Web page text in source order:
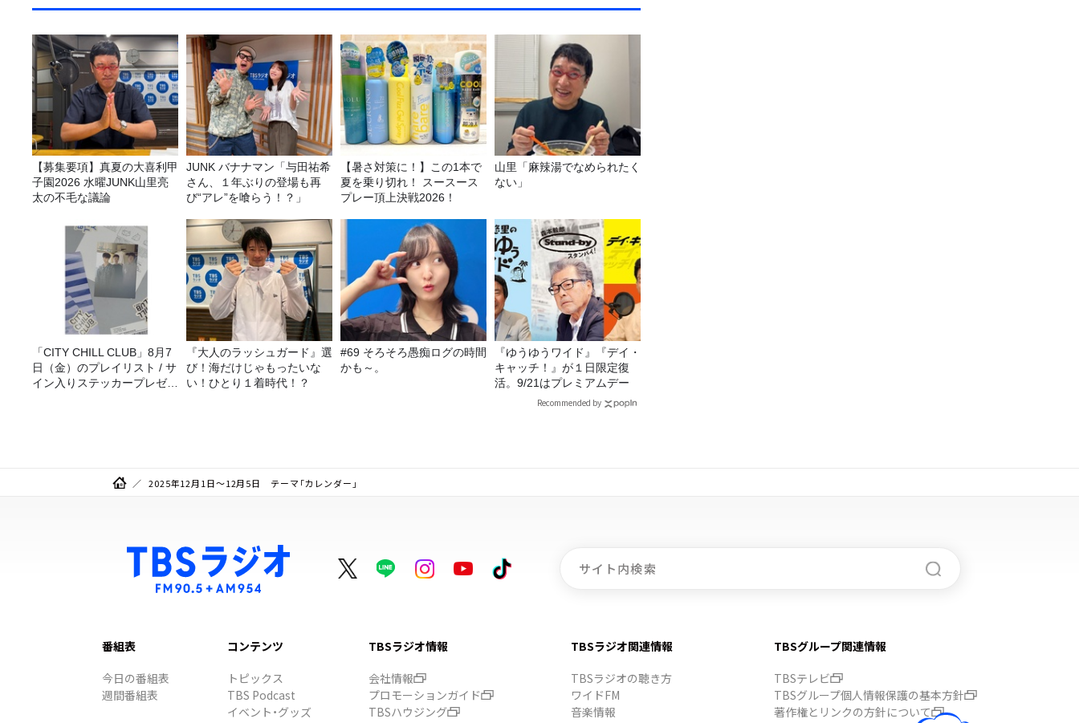
【募集要項】真夏の大喜利甲
子園2026 水曜JUNK山里亮
太の不毛な議論
JUNK バナナマン「与田祐希
さん、１年ぶりの登場も再
び“アレ”を喰らう！？」
【暑さ対策に！】この1本で
夏を乗り切れ！ スースース
プレー頂上決戦2026！
山里「麻辣湯でなめられたく
ない」
「CITY CHILL CLUB」8月7
日（金）のプレイリスト / サ
イン入りステッカープレゼン
『大人のラッシュガード』選
び！海だけじゃもったいな
い！ひとり１着時代！？
#69 そろそろ愚痴ログの時間
かも～。
『ゆうゆうワイド』『デイ・
キャッチ！』が１日限定復
活。9/21はプレミアムデー
Recommended by
2025年12月1日～12月5日 テーマ「カレンダー」
番組表
今日の番組表
週間番組表
コンテンツ
トピックス
TBS Podcast
イベント・グッズ
TBSラジオ情報
会社情報
プロモーションガイド
TBSハウジング
TBSラジオ関連情報
TBSラジオの聴き方
ワイドFM
音楽情報
TBSグループ関連情報
TBSテレビ
TBSグループ個人情報保護の基本方針
著作権とリンクの方針について